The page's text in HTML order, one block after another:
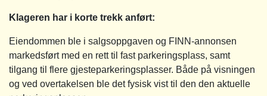
Klageren har i korte trekk anført:
Eiendommen ble i salgsoppgaven og FINN-annonsen
markedsført med en rett til fast parkeringsplass, samt
tilgang til flere gjesteparkeringsplasser. Både på visningen
og ved overtakelsen ble det fysisk vist til den den aktuelle